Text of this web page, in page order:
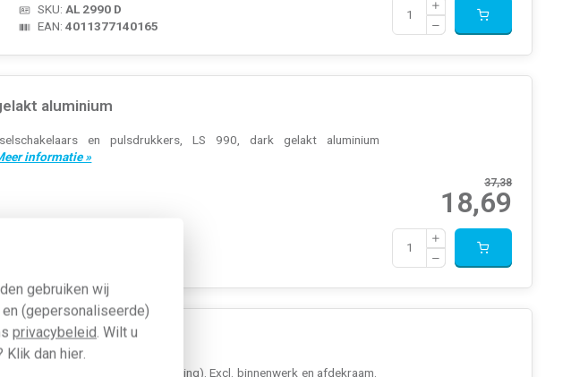
gebruiken wij
(gepersonaliseerde)
privacybeleid. Wilt u
Klik dan hier.
SKU: AL 2990 D
EAN:4011377140165
aluminium
en pulsdrukkers, LS 990, dark gelakt aluminium
informatie »
37,38
18,69
aluminium
gelakt aluminium (metaaluitvoering). Excl. binnenwerk en afdekraam.